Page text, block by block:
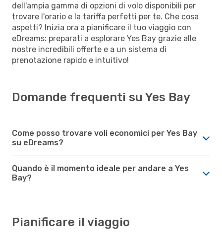
dell'ampia gamma di opzioni di volo disponibili per
trovare l'orario e la tariffa perfetti per te. Che cosa
aspetti? Inizia ora a pianificare il tuo viaggio con
eDreams: preparati a esplorare Yes Bay grazie alle
nostre incredibili offerte e a un sistema di
prenotazione rapido e intuitivo!
Domande frequenti su Yes Bay
Come posso trovare voli economici per Yes Bay
su eDreams?
Quando è il momento ideale per andare a Yes
Bay?
Pianificare il viaggio